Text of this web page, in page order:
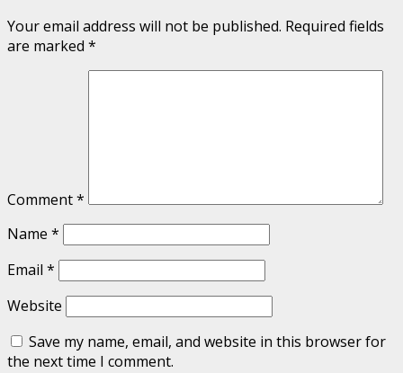
Your email address will not be published. Required fields
are marked *
Comment*
Name *
Email *
Website
Save my name, email, and website in this browser for
the next time I comment.